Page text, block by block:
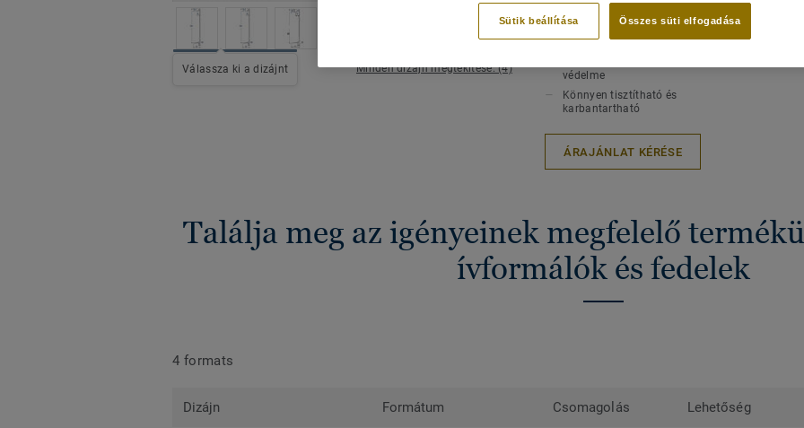
Válassza ki a dizájnt Minden dizájn megtekitése. (4)
A gyenge ponton alátámasztott
padlóburkolat lekerekített szöget
képez
védelme
Könnyen tisztítható és
karbantartható
ÁRAJÁNLAT KÉRÉSE
Találja meg az igényeinek megfelelő
ívformálók és fedelek
4 formats
Dizájn Formátum Csomagolás Lehetőség
Összes süti elfogadása
Sütik beállítása